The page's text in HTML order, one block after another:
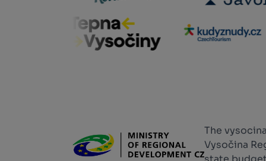
The
Vysočina